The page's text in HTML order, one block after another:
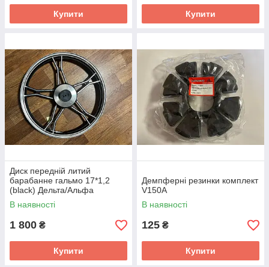
Купити Купити
Диск передній литий
барабанне гальмо 17*1,2
(black) Дельта/Альфа
В наявності
1 800 ₴
Купити
Демпферні резинки комплект
V150A
В наявності
125 ₴
Купити